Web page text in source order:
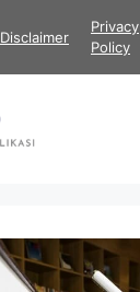
Disclaimer
Privacy
Policy